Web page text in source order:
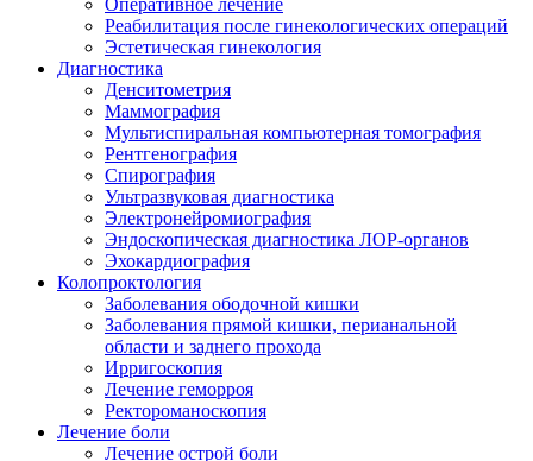
Оперативное лечение
Реабилитация после гинекологических операций
Эстетическая гинекология
Диагностика
Денситометрия
Маммография
Мультиспиральная компьютерная томография
Рентгенография
Спирография
Ультразвуковая диагностика
Электронейромиография
Эндоскопическая диагностика ЛОР-органов
Эхокардиография
Колопроктология
Заболевания ободочной кишки
Заболевания прямой кишки, перианальной
области и заднего прохода
Ирригоскопия
Лечение геморроя
Ректороманоскопия
Лечение боли
Лечение острой боли